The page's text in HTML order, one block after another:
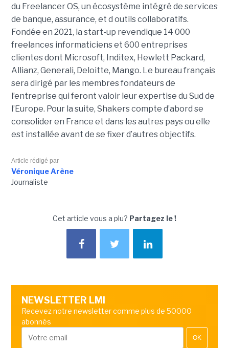
du Freelancer OS, un écosystème intégré de services
de banque, assurance, et d outils collaboratifs.
Fondée en 2021, la start-up revendique 14 000
freelances informaticiens et 600 entreprises
clientes dont Microsoft, Inditex, Hewlett Packard,
Allianz, Generali, Deloitte, Mango. Le bureau français
sera dirigé par les membres fondateurs de
l’entreprise qui feront valoir leur expertise du Sud de
l’Europe. Pour la suite, Shakers compte d’abord se
consolider en France et dans les autres pays ou elle
est installée avant de se fixer d’autres objectifs.
Article rédigé par
Véronique Arène
Journaliste
Cet article vous a plu? Partagez le !
NEWSLETTER LMI
Recevez notre newsletter comme plus de 50000
abonnés
OK